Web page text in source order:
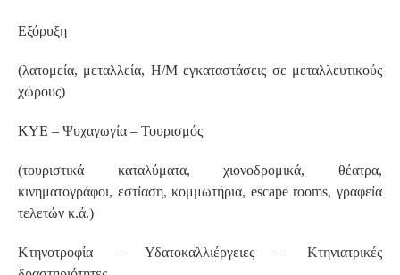
Εξόρυξη
(λατομεία, μεταλλεία, Η/Μ εγκαταστάσεις σε μεταλλευτικούς
χώρους)
ΚΥΕ – Ψυχαγωγία – Τουρισμός
(τουριστικά καταλύματα, χιονοδρομικά, θέατρα,
κινηματογράφοι, εστίαση, κομμωτήρια, escape rooms, γραφεία
τελετών κ.ά.)
Κτηνοτροφία – Υδατοκαλλιέργειες – Κτηνιατρικές